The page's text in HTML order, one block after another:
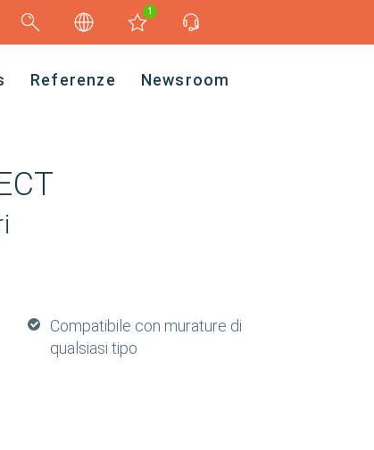
1
Referenze Newsroom
Compatibile con murature di
qualsiasi tipo